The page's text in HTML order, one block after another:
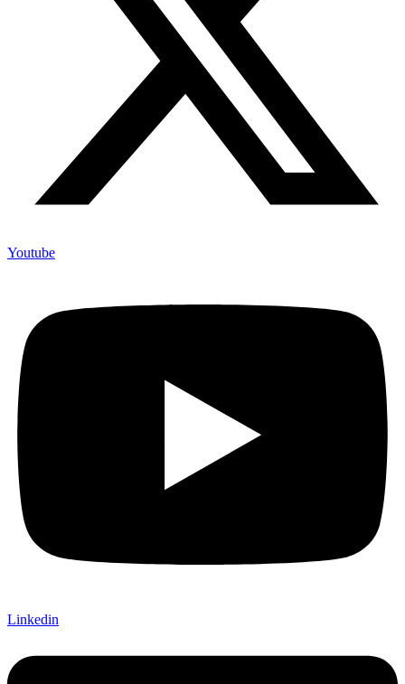
Youtube
Linkedin